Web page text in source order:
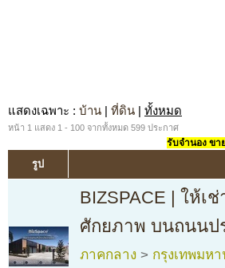
แสดงเฉพาะ : บ้าน | ที่ดิน | ทั้งหมด
หน้า 1 แสดง 1 - 100 จากทั้งหมด 599 ประกาศ
รับจำนอง ขา
รูป
BIZSPACE | ให้เ
ศักยภาพ บนถนนป
ภาคกลาง > กรุงเทพมห